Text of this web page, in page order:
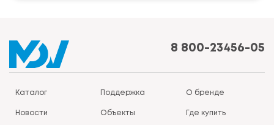
8 800-23456-05
Каталог Поддержка О бренде
Новости Объекты Где купить